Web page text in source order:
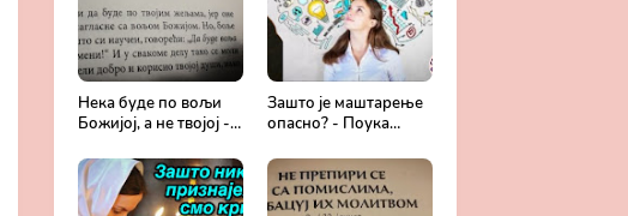
Нека буде по вољи
Божијој, а не твојој -
сваки дан
Зашто је маштарење
опасно? - Поука
Рафаила Карелина